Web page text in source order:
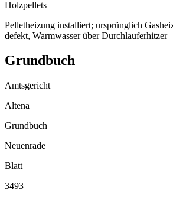
Holzpellets
Pelletheizung installiert; ursprünglich
defekt, Warmwasser über Durchlauferhitzer
Grundbuch
Amtsgericht
Altena
Grundbuch
Neuenrade
Blatt
3493